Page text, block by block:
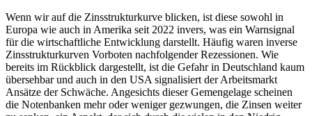
Wenn wir auf die Zinsstrukturkurve blicken, ist diese sowohl in
Europa wie auch in Amerika seit 2022 invers, was ein Warnsignal
für die wirtschaftliche Entwicklung darstellt. Häufig waren inverse
Zinsstrukturkurven Vorboten nachfolgender Rezessionen. Wie
bereits im Rückblick dargestellt, ist die Gefahr in Deutschland kaum
übersehbar und auch in den USA signalisiert der Arbeitsmarkt
Ansätze der Schwäche. Angesichts dieser Gemengelage scheinen
die Notenbanken mehr oder weniger gezwungen, die Zinsen weiter